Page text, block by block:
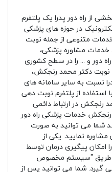
از راه دور پدرا یک پلتفرم
در حوزه های پزشکی
متنوعی از جمله نوبت
خدمات مشاوره پزشکی،
دور و ... را در سطح کشوری
نوبت دکتر محمد رنجکش،
نسبت به سایر سامانه های
از پلتفرم نوبت دهی
رنجکش در ارتباط دائمی
خدمات پزشکی راه دور
شما می توانید به صورت
نمایید. یکی از
امکان پیگیری درمان توسط
طریق "سیستم مخصوص
گیرد. شما می توانید پس از